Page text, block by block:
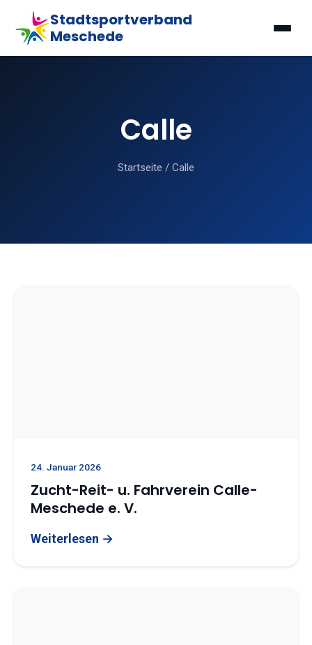
Stadtsportverband
Meschede
Calle
Startseite / Calle
24. Januar 2026
Zucht-Reit- u. Fahrverein Calle-
Meschede e. V.
Weiterlesen →